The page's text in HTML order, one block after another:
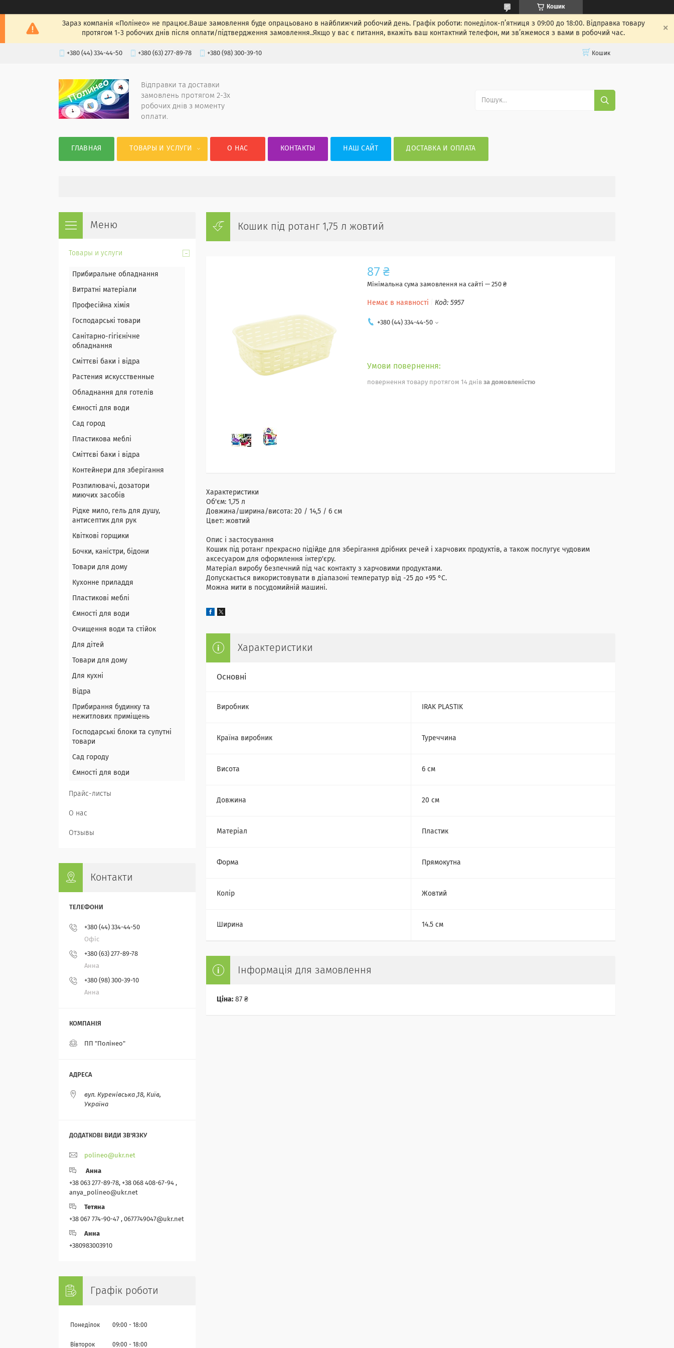
Кошик
Зараз компанія «Полінео» не працює.Ваше замовлення буде опрацьовано в найближчий робочий день. Графік роботи: понеділок-п’ятниця з 09:00 до 18:00. Відправка товару
протягом 1-3 робочих днів після оплати/підтвердження замовлення..Якщо у вас є питання, вкажіть ваш контактний телефон, ми зв’яжемося з вами в робочий час.
+380 (44) 334-44-50 +380 (63) 277-89-78 +380 (98) 300-39-10 Кошик
Відправки та доставки
замовлень протягом 2-3х
робочих днів з моменту
оплати.
ГЛАВНАЯ ТОВАРЫ И УСЛУГИ О НАС КОНТАКТЫ НАШ САЙТ ДОСТАВКА И ОПЛАТА
Кошик під ротанг 1,75 л жовтий
87 ₴
Мінімальна сума замовлення на сайті — 250 ₴
Немає в наявності Код: 5957
+380 (44) 334-44-50
повернення товару протягом 14 днів за домовленістю
Характеристики
Об'єм: 1,75 л
Довжина/ширина/висота: 20 / 14,5 / 6 см
Цвет: жовтий
Опис і застосування
Кошик під ротанг прекрасно підійде для зберігання дрібних речей і харчових продуктів, а також послугує чудовим
аксесуаром для оформлення інтер'єру.
Матеріал виробу безпечний під час контакту з харчовими продуктами.
Допускається використовувати в діапазоні температур від -25 до +95 °C.
Можна мити в посудомийній машині.
Характеристики
Основні
Виробник IRAK PLASTIK
Країна виробник Туреччина
Висота 6 см
Довжина 20 см
Матеріал Пластик
Форма Прямокутна
Колір Жовтий
Ширина 14.5 см
Інформація для замовлення
Ціна: 87 ₴
Товары и услуги
Прибиральне обладнання
Витратні матеріали
Професійна хімія
Господарські товари
Санітарно-гігієнічне
обладнання
Сміттєві баки і відра
Растения искусственные
Обладнання для готелів
Ємності для води
Сад город
Пластикова меблі
Сміттєві баки і відра
Контейнери для зберігання
Розпилювачі, дозатори
миючих засобів
Рідке мило, гель для душу,
антисептик для рук
Квіткові горщики
Бочки, каністри, бідони
Товари для дому
Кухонне приладдя
Пластикові меблі
Ємності для води
Очищення води та стійок
Для дітей
Товари для дому
Для кухні
Відра
Прибирання будинку та
нежитлових приміщень
Господарські блоки та супутні
товари
Сад городу
Ємності для води
Прайс-листы
О нас
Отзывы
Контакти
+380 (44) 334-44-50
Офіс
+380 (63) 277-89-78
Анна
+380 (98) 300-39-10
Анна
ПП "Полінео"
вул. Куренівська ,18, Київ,
Україна
polineo@ukr.net
Анна
+38 063 277-89-78, +38 068 408-67-94 ,
anya_polineo@ukr.net
Тетяна
+38 067 774-90-47 , 0677749047@ukr.net
Анна
+380983003910
Графік роботи
Понеділок 09:00 18:00
Вівторок 09:00 18:00